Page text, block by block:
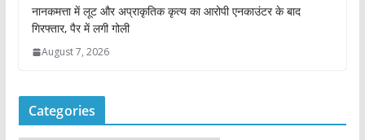
नानकमत्ता में लूट और अप्राकृतिक कृत्य का आरोपी एनकाउंटर के बाद
गिरफ्तार, पैर में लगी गोली
August 7, 2026
Categories